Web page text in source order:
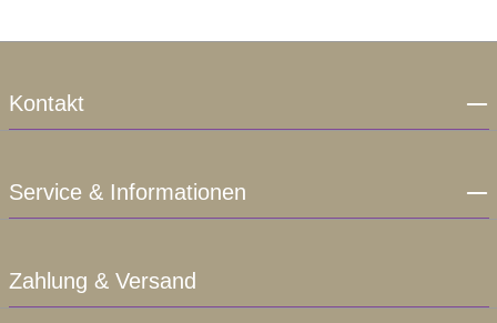
Kontakt
Service & Informationen
Zahlung & Versand